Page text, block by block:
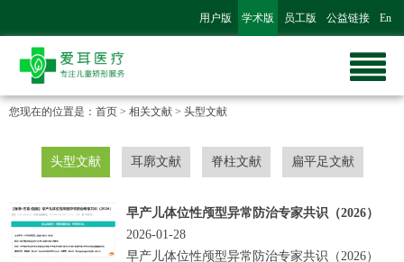
用户版 学术版 员工版 公益链接 En
您现在的位置是： 首页 > 相关文献 > 头型文献
头型文献 耳廓文献 脊柱文献 扁平足文献
早产儿体位性颅型异常防治专家共识（2026）
2026-01-28
早产儿体位性颅型异常防治专家共识（2026）